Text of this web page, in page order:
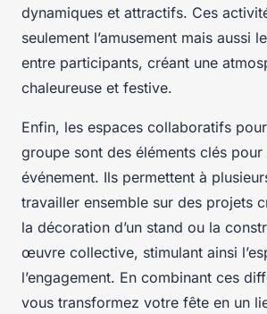
dynamiques et attractifs. Ces
seulement l’amusement mais aussi
entre participants, créant une
chaleureuse et festive.
Enfin, les espaces collaboratifs
groupe sont des éléments clés
événement. Ils permettent à
travailler ensemble sur des projets
la décoration d’un stand ou la
œuvre collective, stimulant ainsi
l’engagement. En combinant ces
vous transformez votre fête en un